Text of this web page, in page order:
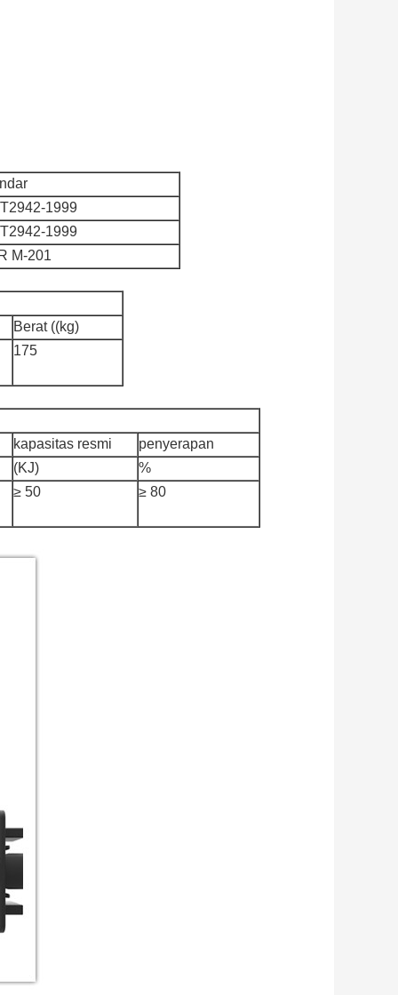
1999
1999
M-201
Berat ((kg)
175
kapasitas resmi
penyerapan
(KJ)
%
≥ 50
≥ 80